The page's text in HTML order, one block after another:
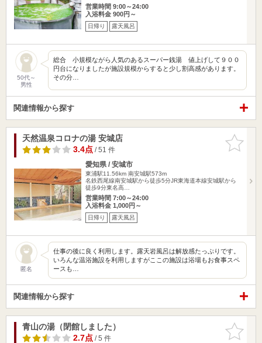
営業時間 9:00～24:00
入浴料金 900円～
日帰り 露天風呂
50代～
男性
総合 小規模ながら人気のあるスーパー銭湯 値上げして９００
円台になりましたが施設規模からすると少し割高感があります。
その分…
関連情報から探す
お気に入
りに追加
天然温泉コロナの湯 安城店
3.4点/ 51 件
愛知県 / 安城市
東浦駅11.56km 南安城駅573m
名鉄西尾線南安城駅から徒歩5分JR東海道本線安城駅から
徒歩9分東名高…
営業時間 7:00～24:00
入浴料金 1,000円～
日帰り 露天風呂
匿名
仕事の後に良く利用します。露天岩風呂は解放感たっぷりです。
いろんな温浴施設を利用しますがここの施設は浴場もお食事スペ
ースも…
関連情報から探す
お気に入
りに追加
青山の湯（閉館しました）
2.7点/ 5 件